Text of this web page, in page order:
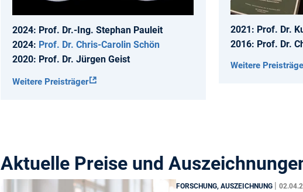
2024: Prof. Dr.-Ing. Stephan Pauleit
2024: Prof. Dr. Chris-Carolin Schön
2020: Prof. Dr. Jürgen Geist
Weitere Preisträger
2021: Prof. Dr.
2016: Prof. Dr.
Weitere
Aktuelle Preise und
FORSCHUNG, AUSZEICHNUNG |